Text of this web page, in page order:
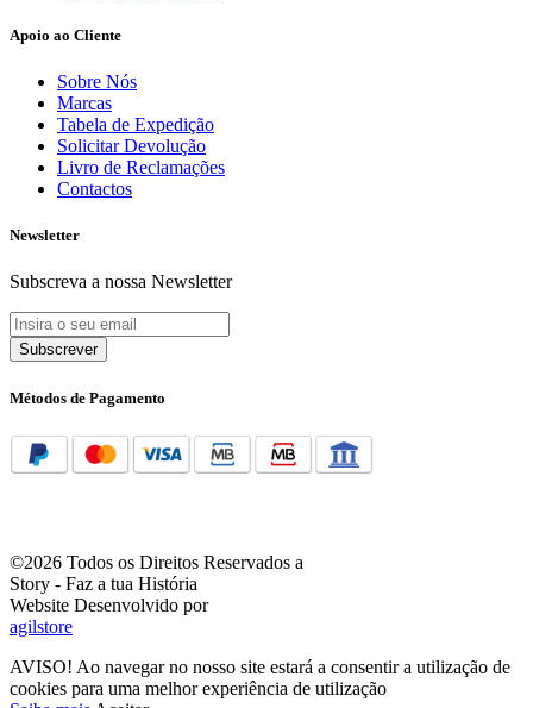
Apoio ao Cliente
Sobre Nós
Marcas
Tabela de Expedição
Solicitar Devolução
Livro de Reclamações
Contactos
Newsletter
Subscreva a nossa Newsletter
Subscrever
Métodos de Pagamento
©2026 Todos os Direitos Reservados a
Story - Faz a tua História
Website Desenvolvido por
agilstore
AVISO! Ao navegar no nosso site estará a consentir a utilização de
cookies para uma melhor experiência de utilização